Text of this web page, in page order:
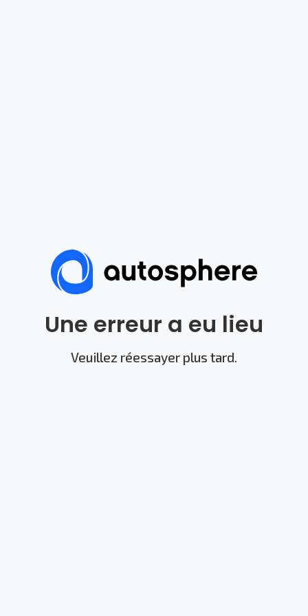
Une erreur a eu lieu
Veuillez réessayer plus tard.